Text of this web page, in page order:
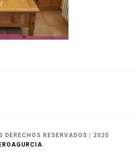
del
DERECHOS RESERVADOS
2020
.